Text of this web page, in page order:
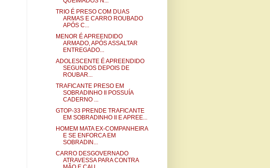
TRIO É PRESO COM DUAS
ARMAS E CARRO ROUBADO
APÓS C...
MENOR É APREENDIDO
ARMADO, APÓS ASSALTAR
ENTREGADO...
ADOLESCENTE É APREENDIDO
SEGUNDOS DEPOIS DE
ROUBAR...
TRAFICANTE PRESO EM
SOBRADINHO II POSSUÍA
CADERNO ...
GTOP-33 PRENDE TRAFICANTE
EM SOBRADINHO II E APREE...
HOMEM MATA EX-COMPANHEIRA
E SE ENFORCA EM
SOBRADIN...
CARRO DESGOVERNADO
ATRAVESSA PARA CONTRA